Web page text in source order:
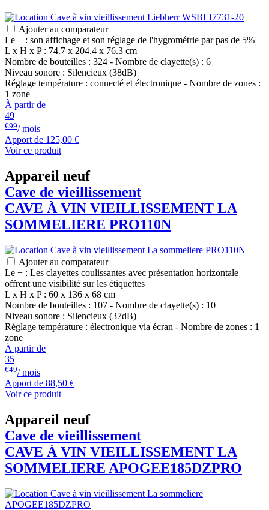
Ajouter au comparateur
Le + : son affichage et son réglage de l'hygrométrie par pas de 5%
L x H x P : 74.7 x 204.4 x 76.3 cm
Nombre de bouteilles : 324 - Nombre de clayette(s) : 6
Niveau sonore : Silencieux (38dB)
Réglage température : connecté et électronique - Nombre de zones :
1 zone
À partir de
49
€99/ mois
Apport de 125,00 €
Voir ce produit
Appareil neuf
Cave de vieillissement
CAVE À VIN VIEILLISSEMENT LA
SOMMELIERE PRO110N
Ajouter au comparateur
Le + : Les clayettes coulissantes avec présentation horizontale
offrent une visibilité sur les étiquettes
L x H x P : 60 x 136 x 68 cm
Nombre de bouteilles : 107 - Nombre de clayette(s) : 10
Niveau sonore : Silencieux (37dB)
Réglage température : électronique via écran - Nombre de zones : 1
zone
À partir de
35
€49/ mois
Apport de 88,50 €
Voir ce produit
Appareil neuf
Cave de vieillissement
CAVE À VIN VIEILLISSEMENT LA
SOMMELIERE APOGEE185DZPRO